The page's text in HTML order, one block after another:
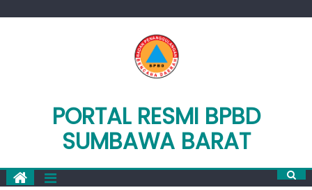
PORTAL RESMI BPBD
SUMBAWA BARAT